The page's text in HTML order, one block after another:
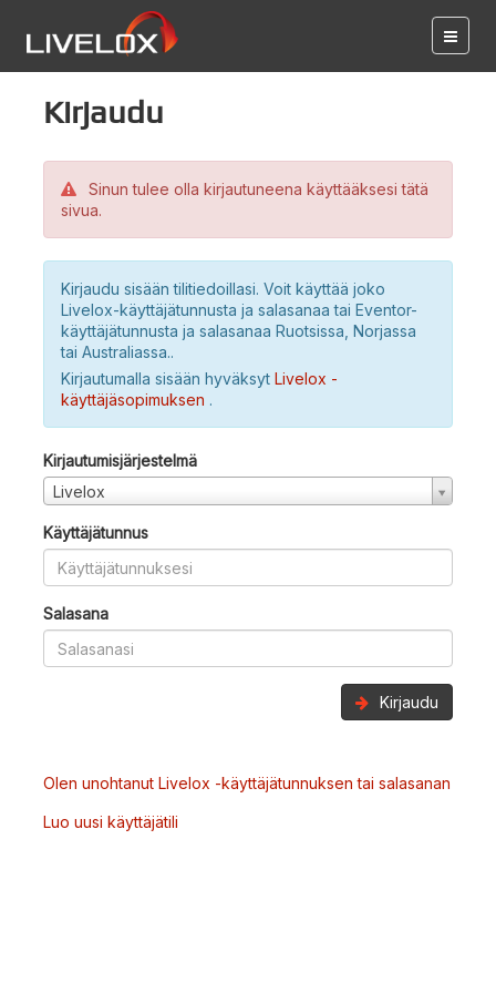
Kirjaudu
Sinun tulee olla kirjautuneena käyttääksesi tätä
sivua.
Kirjaudu sisään tilitiedoillasi. Voit käyttää joko
Livelox-käyttäjätunnusta ja salasanaa tai Eventor-
käyttäjätunnusta ja salasanaa Ruotsissa, Norjassa
tai Australiassa..
Kirjautumalla sisään hyväksyt Livelox -
käyttäjäsopimuksen .
Kirjautumisjärjestelmä
Livelox
Käyttäjätunnus
Salasana
Kirjaudu
Olen unohtanut Livelox -käyttäjätunnuksen tai salasanan
Luo uusi käyttäjätili